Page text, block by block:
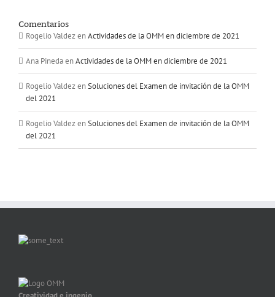
Comentarios
Rogelio ValdezenActividades de la OMM en diciembre de 2021
Ana PinedaenActividades de la OMM en diciembre de 2021
Rogelio ValdezenSoluciones del Examen de invitación de la OMM
del 2021
Rogelio ValdezenSoluciones del Examen de invitación de la OMM
del 2021